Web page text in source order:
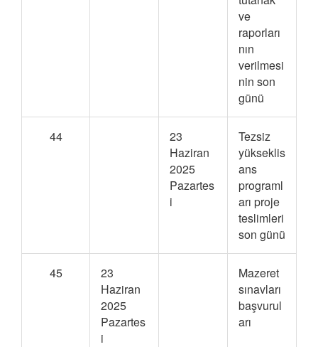
ve
raporları
nın
verilmesi
nin son
günü
44
23
Haziran
2025
Pazartes
i
Tezsiz
yükseklis
ans
programl
arı proje
teslimleri
son günü
45
23
Haziran
2025
Pazartes
i
Mazeret
sınavları
başvurul
arı